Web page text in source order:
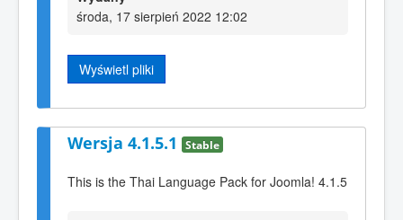
środa, 17 sierpień 2022 12:02
Wyświetl pliki
Wersja 4.1.5.1 Stable
This is the Thai Language Pack for Joomla! 4.1.5